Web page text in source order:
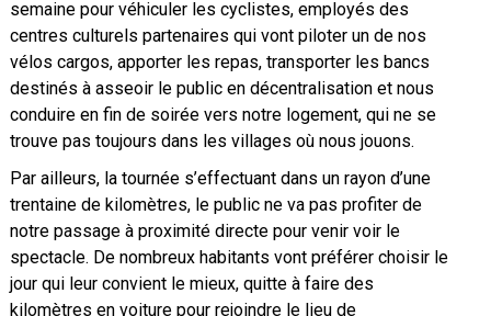
semaine pour véhiculer les cyclistes, employés des
centres culturels partenaires qui vont piloter un de nos
vélos cargos, apporter les repas, transporter les bancs
destinés à asseoir le public en décentralisation et nous
conduire en fin de soirée vers notre logement, qui ne se
trouve pas toujours dans les villages où nous jouons.
Par ailleurs, la tournée s’effectuant dans un rayon d’une
trentaine de kilomètres, le public ne va pas profiter de
notre passage à proximité directe pour venir voir le
spectacle. De nombreux habitants vont préférer choisir le
jour qui leur convient le mieux, quitte à faire des
kilomètres en voiture pour rejoindre le lieu de